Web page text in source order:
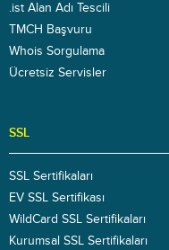
.ist Alan Adı Tescili
TMCH Başvuru
Whois Sorgulama
Ücretsiz Servisler
SSL
SSL Sertifikaları
EV SSL Sertifikası
WildCard SSL Sertifikaları
Kurumsal SSL Sertifikaları